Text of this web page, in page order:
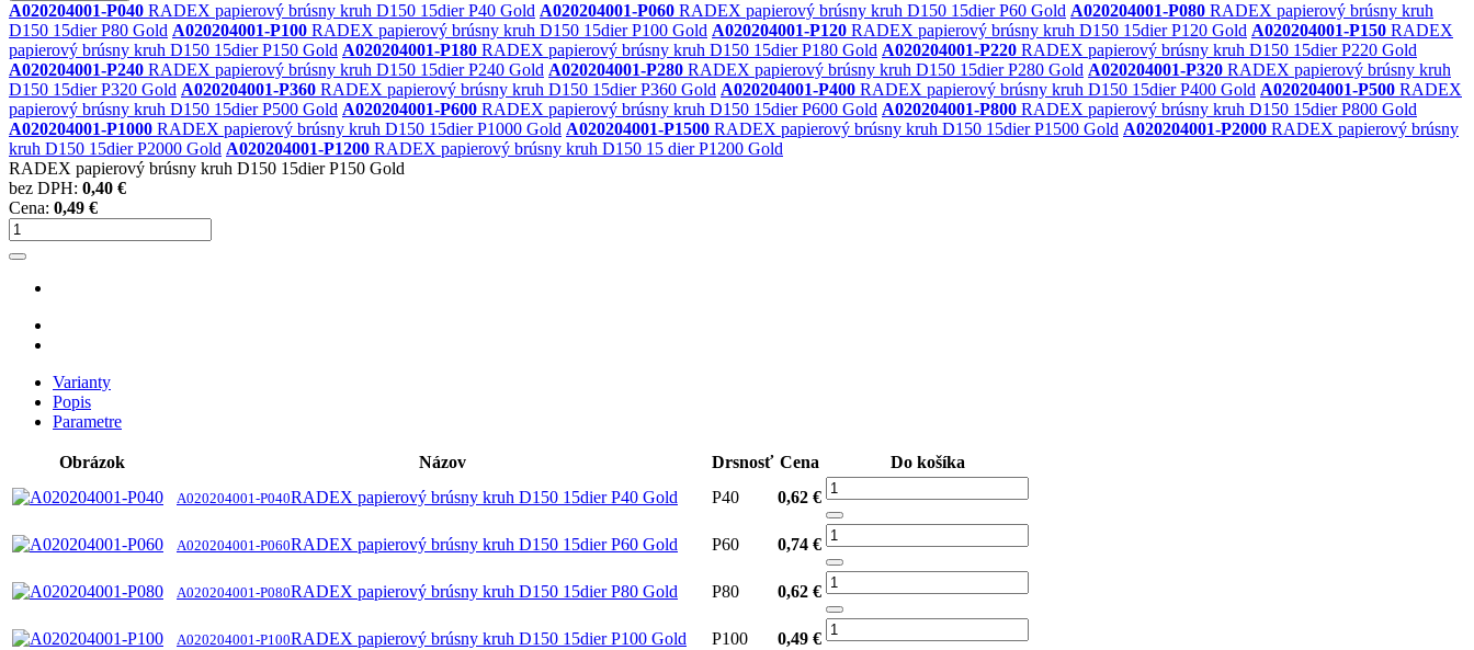
A020204001-P040 RADEX papierový brúsny kruh D150 15dier P40 Gold A020204001-P060 RADEX papierový brúsny kruh D150 15dier P60 Gold A020204001-P080 RADEX papierový brúsny kruh
D150 15dier P80 Gold A020204001-P100 RADEX papierový brúsny kruh D150 15dier P100 Gold A020204001-P120 RADEX papierový brúsny kruh D150 15dier P120 Gold A020204001-P150 RADEX
papierový brúsny kruh D150 15dier P150 Gold A020204001-P180 RADEX papierový brúsny kruh D150 15dier P180 Gold A020204001-P220 RADEX papierový brúsny kruh D150 15dier P220 Gold
A020204001-P240 RADEX papierový brúsny kruh D150 15dier P240 Gold A020204001-P280 RADEX papierový brúsny kruh D150 15dier P280 Gold A020204001-P320 RADEX papierový brúsny kruh
D150 15dier P320 Gold A020204001-P360 RADEX papierový brúsny kruh D150 15dier P360 Gold A020204001-P400 RADEX papierový brúsny kruh D150 15dier P400 Gold A020204001-P500 RADEX
papierový brúsny kruh D150 15dier P500 Gold A020204001-P600 RADEX papierový brúsny kruh D150 15dier P600 Gold A020204001-P800 RADEX papierový brúsny kruh D150 15dier P800 Gold
A020204001-P1000 RADEX papierový brúsny kruh D150 15dier P1000 Gold A020204001-P1500 RADEX papierový brúsny kruh D150 15dier P1500 Gold A020204001-P2000 RADEX papierový brúsny
kruh D150 15dier P2000 Gold A020204001-P1200 RADEX papierový brúsny kruh D150 15 dier P1200 Gold
RADEX papierový brúsny kruh D150 15dier P150 Gold
bez DPH: 0,40 €
Cena: 0,49 €
Varianty
Popis
Parametre
Obrázok Názov Drsnosť Cena Do košíka
A020204001-P040RADEX papierový brúsny kruh D150 15dier P40 Gold P40 0,62 €
A020204001-P060RADEX papierový brúsny kruh D150 15dier P60 Gold P60 0,74 €
A020204001-P080RADEX papierový brúsny kruh D150 15dier P80 Gold P80 0,62 €
A020204001-P100RADEX papierový brúsny kruh D150 15dier P100 Gold P100 0,49 €